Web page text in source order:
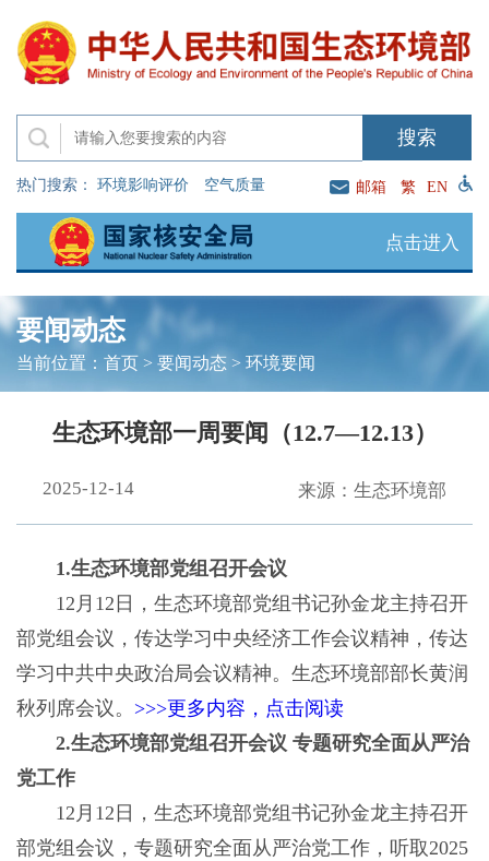
热门搜索： 环境影响评价 空气质量 邮箱 繁 EN
点击进入
要闻动态
当前位置： 首页> 要闻动态 > 环境要闻
生态环境部一周要闻（12.7—12.13）
2025-12-14 来源：生态环境部
1.生态环境部党组召开会议
12月12日，生态环境部党组书记孙金龙主持召开
部党组会议，传达学习中央经济工作会议精神，传达
学习中共中央政治局会议精神。生态环境部部长黄润
秋列席会议。 >>>更多内容，点击阅读
2.生态环境部党组召开会议 专题研究全面从严治
党工作
12月12日，生态环境部党组书记孙金龙主持召开
部党组会议，专题研究全面从严治党工作，听取2025